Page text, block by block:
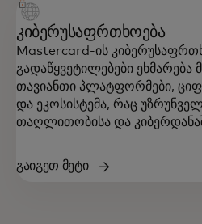
კიბერუსაფრთხოება
Mastercard-ის
გადაწყვეტილებები ეხმარება
თავიანთი პლატფორმები,
და ეკოსისტემა, რაც
თაღლითობისა და
გაიგეთ მეტი